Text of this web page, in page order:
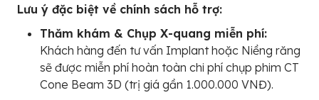
Lưu ý đặc biệt về chính sách hỗ trợ:
Thăm khám & Chụp X-quang miễn phí:
Khách hàng đến tư vấn Implant hoặc Niềng răng
sẽ được miễn phí hoàn toàn chi phí chụp phim CT
Cone Beam 3D (trị giá gần 1.000.000 VNĐ).